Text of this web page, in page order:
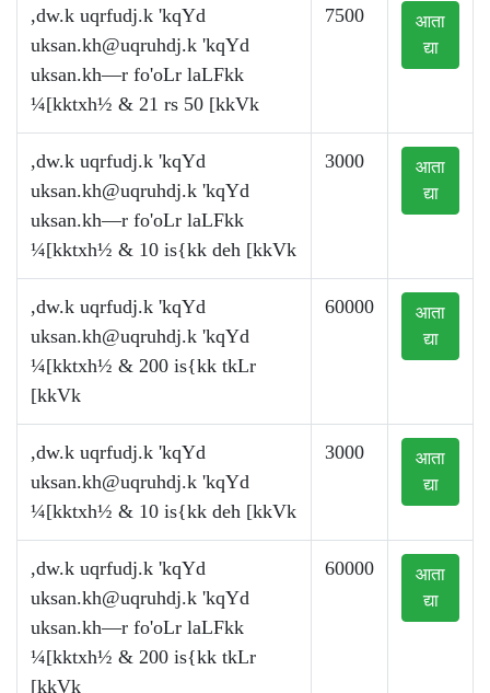
,dw.k uqrfudj.k 'kqYd
uksan.kh@uqruhdj.k 'kqYd
uksan.kh—r fo'oLr laLFkk
¼[kktxh½ & 21 rs 50 [kkVk
7500
आता
द्या
,dw.k uqrfudj.k 'kqYd
uksan.kh@uqruhdj.k 'kqYd
uksan.kh—r fo'oLr laLFkk
¼[kktxh½ & 10 is{kk deh [kkVk
3000
आता
द्या
,dw.k uqrfudj.k 'kqYd
uksan.kh@uqruhdj.k 'kqYd
¼[kktxh½ & 200 is{kk tkLr
[kkVk
60000
आता
द्या
,dw.k uqrfudj.k 'kqYd
uksan.kh@uqruhdj.k 'kqYd
¼[kktxh½ & 10 is{kk deh [kkVk
3000
आता
द्या
,dw.k uqrfudj.k 'kqYd
uksan.kh@uqruhdj.k 'kqYd
uksan.kh—r fo'oLr laLFkk
¼[kktxh½ & 200 is{kk tkLr
[kkVk
60000
आता
द्या